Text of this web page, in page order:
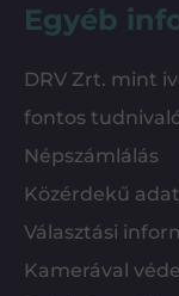
Egyéb
DRV Zrt. mint
fontos
Népszámlálás
Közérdekű
Választási
Kamerával